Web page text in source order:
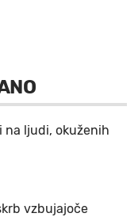
na ljudi, okuženih
vzbujajoče